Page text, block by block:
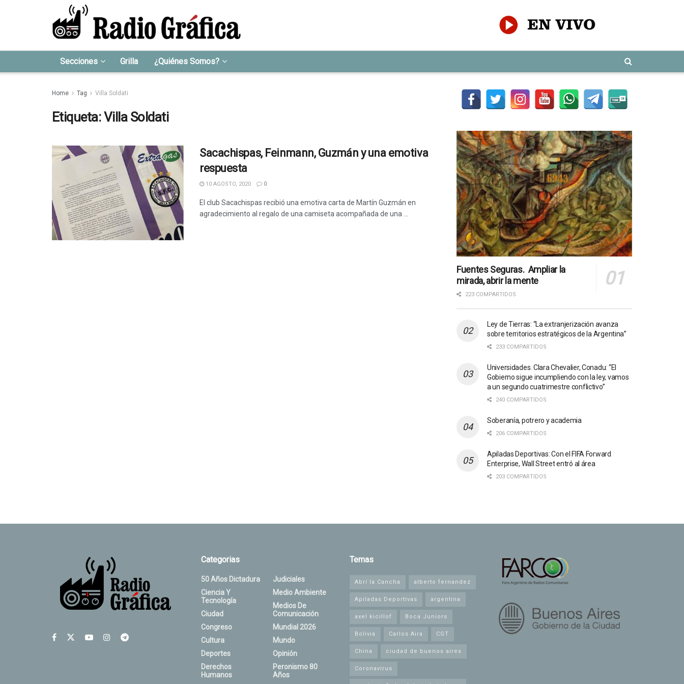
Secciones Grilla ¿Quiénes Somos?
Home Tag Villa Soldati
Etiqueta:Villa Soldati
Sacachispas, Feinmann, Guzmán y una emotiva
respuesta
10 AGOSTO, 2020 0
El club Sacachispas recibió una emotiva carta de Martín Guzmán en
agradecimiento al regalo de una camiseta acompañada de una ...
Fuentes Seguras. Ampliar la
mirada, abrir la mente
223 COMPARTIDOS
Ley de Tierras: “La extranjerización avanza
sobre territorios estratégicos de la Argentina”
233 COMPARTIDOS
Universidades. Clara Chevalier, Conadu: “El
Gobierno sigue incumpliendo con la ley, vamos
a un segundo cuatrimestre conflictivo”
240 COMPARTIDOS
Soberanía, potrero y academia
206 COMPARTIDOS
Apiladas Deportivas: Con el FIFA Forward
Enterprise, Wall Street entró al área
203 COMPARTIDOS
Categorias
50 Años Dictadura
Ciencia Y
Tecnología
Ciudad
Congreso
Cultura
Deportes
Derechos
Humanos
Judiciales
Medio Ambiente
Medios De
Comunicación
Mundial 2026
Mundo
Opinión
Peronismo 80
Años
Temas
Abrí la Cancha alberto fernandez
Apiladas Deportivas argentina
axel kicillof Boca Juniors
Bolivia Carlos Aira CGT
China ciudad de buenos aires
Coronavirus